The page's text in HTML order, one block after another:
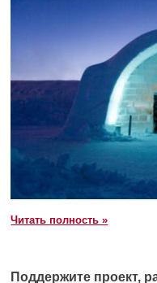
Читать полность »
Поддержите проект,